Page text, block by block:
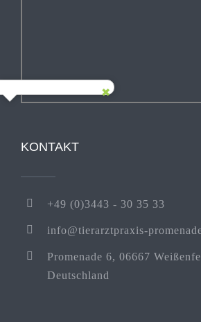
KONTAKT
+49 (0)3443 - 30 35 33
info@tierarztpraxis-
Promenade 6, 06667
Deutschland